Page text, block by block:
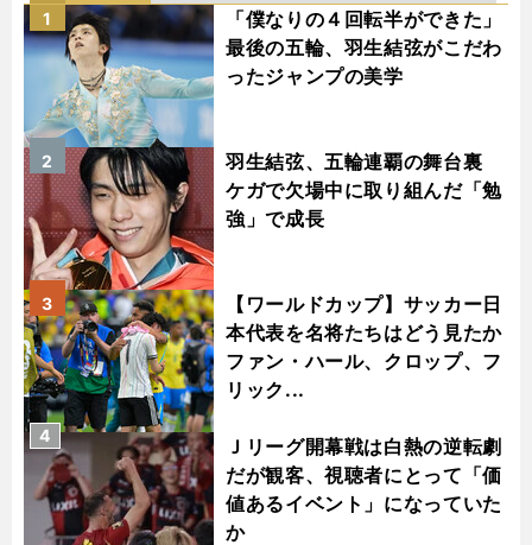
「僕なりの４回転半ができた」
最後の五輪、羽生結弦がこだわ
ったジャンプの美学
1
羽生結弦、五輪連覇の舞台裏
ケガで欠場中に取り組んだ「勉
強」で成長
2
【ワールドカップ】サッカー日
本代表を名将たちはどう見たか
ファン・ハール、クロップ、フ
リック...
3
Ｊリーグ開幕戦は白熱の逆転劇
だが観客、視聴者にとって「価
値あるイベント」になっていた
か
4